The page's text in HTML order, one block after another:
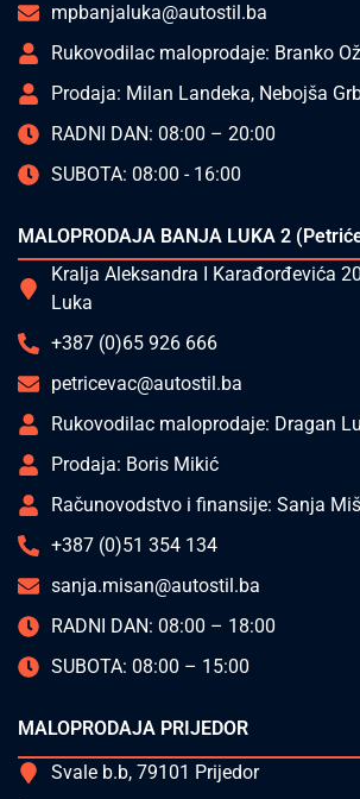
mpbanjaluka@autostil.ba
Rukovodilac maloprodaje: Branko
Prodaja: Milan Landeka, Nebojša
RADNI DAN: 08:00 – 20:00
SUBOTA: 08:00 - 16:00
MALOPRODAJA BANJA LUKA 2
Kralja Aleksandra I Karađorđevića
Luka
+387 (0)65 926 666
petricevac@autostil.ba
Rukovodilac maloprodaje: Dragan
Prodaja: Boris Mikić
Računovodstvo i finansije: Sanja
+387 (0)51 354 134
sanja.misan@autostil.ba
RADNI DAN: 08:00 – 18:00
SUBOTA: 08:00 – 15:00
MALOPRODAJA PRIJEDOR
Svale b.b, 79101 Prijedor